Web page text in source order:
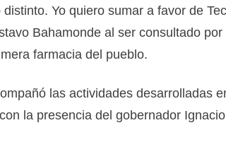
Yo quiero sumar a favor de
Bahamonde al ser consultado
farmacia del pueblo.
las actividades desarrolladas
la presencia del gobernador